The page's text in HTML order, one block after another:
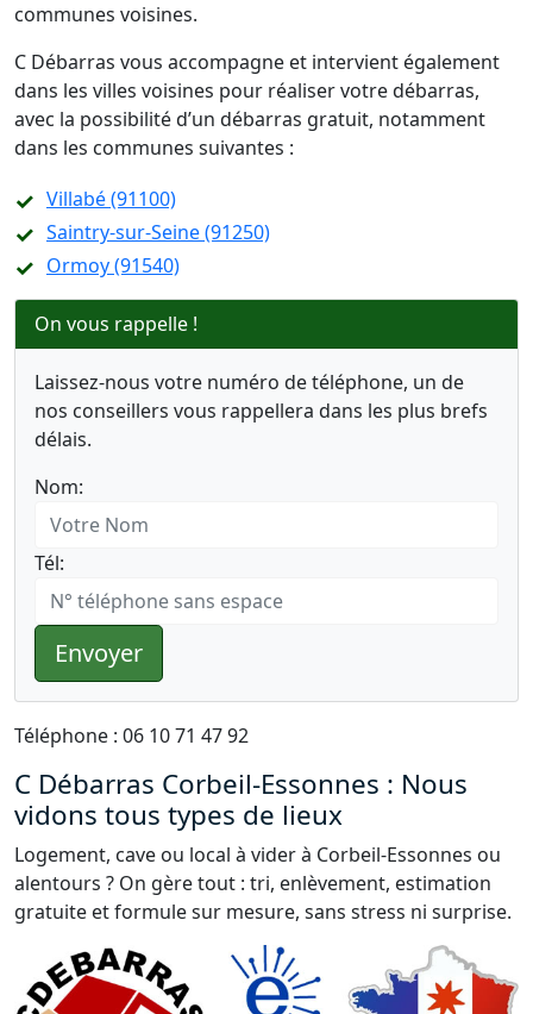
communes voisines.
C Débarras vous accompagne et intervient également
dans les villes voisines pour réaliser votre débarras,
avec la possibilité d’un débarras gratuit, notamment
dans les communes suivantes :
Villabé (91100)
Saintry-sur-Seine (91250)
Ormoy (91540)
On vous rappelle !
Laissez-nous votre numéro de téléphone, un de
nos conseillers vous rappellera dans les plus brefs
délais.
Nom:
Tél:
Envoyer
Téléphone : 06 10 71 47 92
C Débarras Corbeil-Essonnes : Nous
vidons tous types de lieux
Logement, cave ou local à vider à Corbeil-Essonnes ou
alentours ? On gère tout : tri, enlèvement, estimation
gratuite et formule sur mesure, sans stress ni surprise.